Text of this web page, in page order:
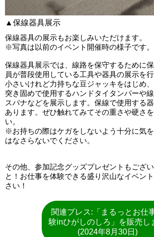
▲保線器具展示
保線器具の展示もお楽しみいただけます。
※写真は以前のイベント開催時の様子です。
保線器具展示では、線路を保守するために
員が普段使用している工具や器具の展示を行
小さいけれど力持ちな豆ジャッキをはじめ
突き固めで使用するハンドタイタンパーや
スパナなどを展示します。保線で使用する
あります。ぜひ触れてみてその重さや硬さ
い。
※お持ちの際はケガをしないよう十分に気
はなさらないでください。
その他、参加記念グッズプレゼントもござ
と！お仕事を体験できる盛り沢山なイベン
さい！
関連プレス:「まるっとお仕
験inひがしのしろ」を販売し
(2024年8月30日)